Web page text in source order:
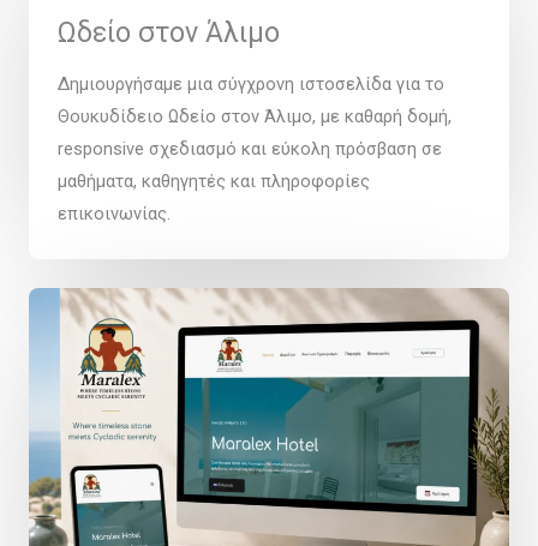
Ωδείο στον Άλιμο
Δημιουργήσαμε μια σύγχρονη ιστοσελίδα για το
Θουκυδίδειο Ωδείο στον Άλιμο, με καθαρή δομή,
responsive σχεδιασμό και εύκολη πρόσβαση σε
μαθήματα, καθηγητές και πληροφορίες
επικοινωνίας.